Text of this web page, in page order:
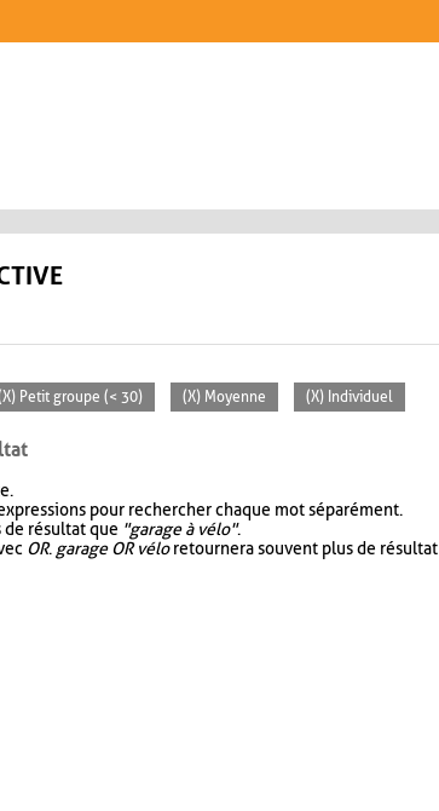
Petit groupe (< 30) (X) Moyenne (X) Individuel
pour rechercher chaque mot séparément.
résultat que "garage à vélo".
OR. garage OR véloretournera souvent plus de résultat